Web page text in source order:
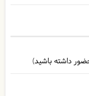
داشته باشید)